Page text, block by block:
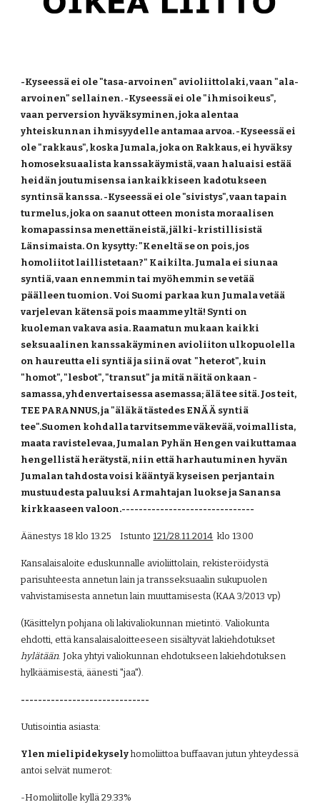
-Kyseessä ei ole "tasa-arvoinen" avioliittolaki, vaan "ala-
arvoinen" sellainen. -Kyseessä ei ole "ihmisoikeus",
vaan perversion hyväksyminen, joka alentaa
yhteiskunnan ihmisyydelle antamaa arvoa. -Kyseessä ei
ole "rakkaus", koska Jumala, joka on Rakkaus, ei hyväksy
homoseksuaalista kanssakäymistä, vaan haluaisi estää
heidän joutumisensa iankaikkiseen kadotukseen
syntinsä kanssa. -Kyseessä ei ole "sivistys", vaan tapain
turmelus, joka on saanut otteen monista moraalisen
komapassinsa menettäneistä, jälki-kristillisistä
Länsimaista. On kysytty: "Keneltä se on pois, jos
homoliitot laillistetaan?" Kaikilta. Jumala ei siunaa
syntiä, vaan ennemmin tai myöhemmin se vetää
päälleen tuomion. Voi Suomi parkaa kun Jumala vetää
varjelevan kätensä pois maamme yltä! Synti on
kuoleman vakava asia. Raamatun mukaan kaikki
seksuaalinen kanssakäyminen avioliiton ulkopuolella
on haureutta eli syntiä ja siinä ovat  "heterot", kuin
"homot", "lesbot", "transut" ja mitä näitä onkaan -
samassa, yhdenvertaisessa asemassa; älä tee sitä. Jos teit,
TEE PARANNUS, ja "äläkä tästedes ENÄÄ syntiä
tee".Suomen kohdalla tarvitsemme väkevää, voimallista,
maata ravistelevaa, Jumalan Pyhän Hengen vaikuttamaa
hengellistä herätystä, niin että harhautuminen hyvän
Jumalan tahdosta voisi kääntyä kyseisen perjantain
mustuudesta paluuksi Armahtajan luokse ja Sanansa
kirkkaaseen valoon.-------------------------------
Äänestys 18 klo 13.25    Istunto 121/28.11.2014
  klo 13.00
Kansalaisaloite eduskunnalle avioliittolain, rekisteröidystä
parisuhteesta annetun lain ja transseksuaalin sukupuolen
vahvistamisesta annetun lain muuttamisesta (KAA 3/2013 vp)
(Käsittelyn pohjana oli lakivaliokunnan mietintö. Valiokunta
hylätään. Joka yhtyi valiokunnan ehdotukseen lakiehdotuksen
hylkäämisestä, äänesti "jaa").
------------------------------
Uutisointia asiasta:
Ylen mielipidekysely homoliittoa buffaavan jutun yhteydessä
antoi selvät numerot:
-Homoliitolle kyllä 29.33%